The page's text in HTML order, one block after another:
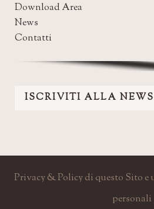
Download Area
News
Contatti
ISCRIVITI ALLA
Privacy & Policy di questo Sito e
personali